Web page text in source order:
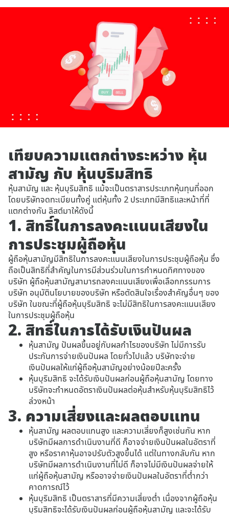
เทียบความแตกต่างระหว่าง หุ้น
สามัญ กับ หุ้นบุริมสิทธิ
หุ้นสามัญ และ หุ้นบุริมสิทธิ แม้จะเป็นตราสารประเภทหุ้นทุนที่ออก
โดยบริษัทจดทะเบียนทั้งคู่ แต่หุ้นทั้ง 2 ประเภทมีสิทธิและหน้าที่ที่
แตกต่างกัน ลิสต์มาให้ดังนี้
1. สิทธิ์ในการลงคะแนนเสียงใน
การประชุมผู้ถือหุ้น
ผู้ถือหุ้นสามัญมีสิทธิในการลงคะแนนเสียงในการประชุมผู้ถือหุ้น ซึ่ง
ถือเป็นสิทธิที่สำคัญในการมีส่วนร่วมในการกำหนดทิศทางของ
บริษัท ผู้ถือหุ้นสามัญสามารถลงคะแนนเสียงเพื่อเลือกกรรมการ
บริษัท อนุมัตินโยบายของบริษัท หรือตัดสินใจเรื่องสำคัญอื่นๆ ของ
บริษัท ในขณะที่ผู้ถือหุ้นบุริมสิทธิ จะไม่มีสิทธิในการลงคะแนนเสียง
ในการประชุมผู้ถือหุ้น
2. สิทธิ์ในการได้รับเงินปันผล
หุ้นสามัญ ปันผลขึ้นอยู่กับผลกำไรของบริษัท ไม่มีการรับ
ประกันการจ่ายเงินปันผล โดยทั่วไปแล้ว บริษัทจะจ่าย
เงินปันผลให้แก่ผู้ถือหุ้นสามัญอย่างน้อยปีละครั้ง
หุ้นบุริมสิทธิ จะได้รับเงินปันผลก่อนผู้ถือหุ้นสามัญ โดยทาง
บริษัทจะกำหนดอัตราเงินปันผลต่อหุ้นสำหรับหุ้นบุริมสิทธิไว้
ล่วงหน้า
3. ความเสี่ยงและผลตอบแทน
หุ้นสามัญ ผลตอบแทนสูง และความเสี่ยงก็สูงเช่นกัน หาก
บริษัทมีผลการดำเนินงานที่ดี ก็อาจจ่ายเงินปันผลในอัตราที่
สูง หรือราคาหุ้นอาจปรับตัวสูงขึ้นได้ แต่ในทางกลับกัน หาก
บริษัทมีผลการดำเนินงานที่ไม่ดี ก็อาจไม่มีเงินปันผลจ่ายให้
แก่ผู้ถือหุ้นสามัญ หรืออาจจ่ายเงินปันผลในอัตราที่ต่ำกว่า
คาดการณ์ไว้
หุ้นบุริมสิทธิ เป็นตราสารที่มีความเสี่ยงต่ำ เนื่องจากผู้ถือหุ้น
บุริมสิทธิจะได้รับเงินปันผลก่อนผู้ถือหุ้นสามัญ และจะได้รับ